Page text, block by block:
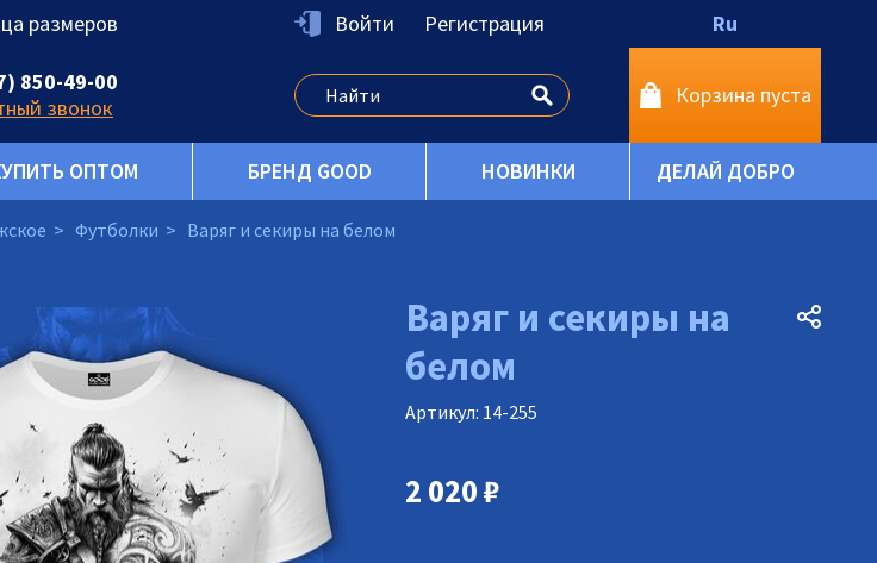
размеров Войти Регистрация Ru
850-49-00
звонок
Корзина пуста
ОПТОМ БРЕНД GOOD НОВИНКИ ДЕЛАЙ ДОБРО
Футболки Варяг и секиры на белом
Варяг и секиры на
белом
Артикул: 14-255
2 020₽